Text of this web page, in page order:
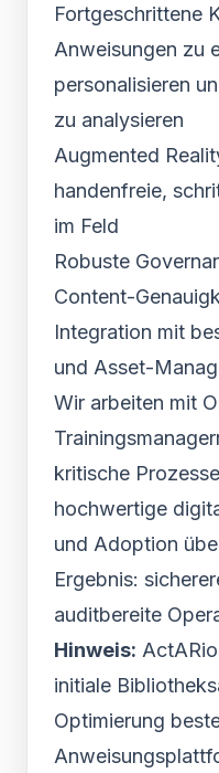
Fortgeschrittene
Anweisungen zu
personalisieren
zu analysieren
Augmented
handenfreie,
im Feld
Robuste
Content-
Integration mit
und Asset-
Wir arbeiten mit
kritische
hochwertige
und Adoption
Ergebnis:
auditbereite
Hinweis:
initiale
Optimierung